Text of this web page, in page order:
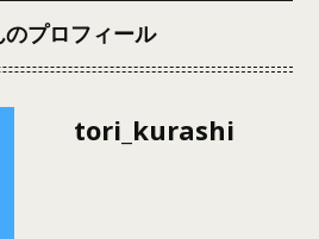
プロフィール
tori_kurashi